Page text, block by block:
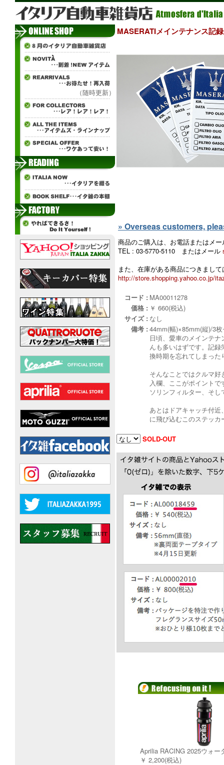
（随時更新）
MASERATIメインテナンス記
» Overseas customers,
商品のご購入は、お電話またはメ
TEL : 03-5770-5110 またはメール
また、在庫がある商品につきまし
http://store.shopping.yahoo.co.jp/
コード : MA00011278
価格 : ￥ 660(税込)
サイズ : なし
備考 : 44mm(幅)×85mm(縦)/3
日頃、愛車のメインテ
んも多いはずです。記
換時期を忘れてしまった
そんなことではクルマ
入欄、ここがポイント
ソリンフィルター、そ
あとはドアキャッチ付
に飛び込むこのステッ
SOLD-OUT
Aprilia RACING 2025ウォー
￥ 2,200(税込)